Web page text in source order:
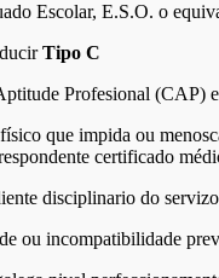
Escolar, E.S.O. o
Tipo C
Profesional (CAP)
que impida ou
certificado
disciplinario do
ou incompatibilidade